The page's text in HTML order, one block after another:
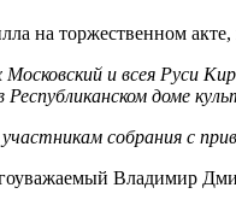
и всея Руси
доме
собрания с
Владимир